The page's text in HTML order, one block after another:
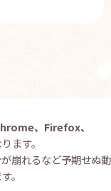
、Firefox、
ます。
崩れるなど予期せぬ動
。